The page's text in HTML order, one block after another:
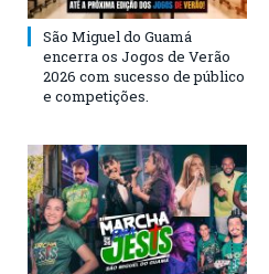
São Miguel do Guamá
encerra os Jogos de Verão
2026 com sucesso de público
e competições.